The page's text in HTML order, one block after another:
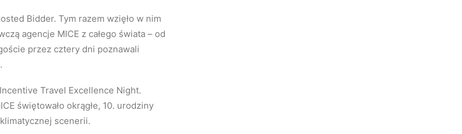
Bidder. Tym razem wzięło w nim
agencje MICE z całego świata – od
przez cztery dni poznawali
Travel Excellence Night.
świętowało okrągłe, 10. urodziny
scenerii.